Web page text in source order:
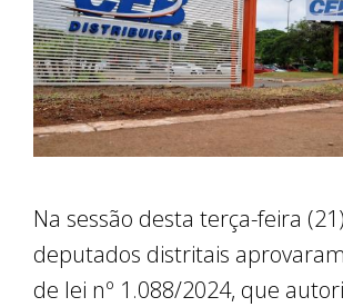
Na sessão desta terça-feira
deputados distritais
de lei nº 1.088/2024, que